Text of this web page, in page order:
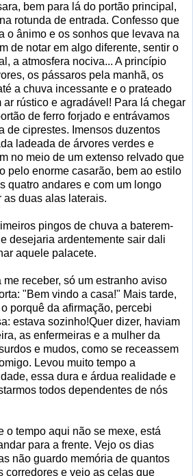
bem para lá do portão principal,
rotunda de entrada. Confesso que
o ânimo e os sonhos que levava na
de notar em algo diferente, sentir o
a atmosfera nociva... A princípio
os pássaros pela manhã, os
a chuva incessante e o prateado
ar rústico e agradável! Para lá chegar
de ferro forjado e entrávamos
de ciprestes. Imensos duzentos
ladeada de árvores verdes e
no meio de um extenso relvado que
pelo enorme casarão, bem ao estilo
quatro andares e com um longo
duas alas laterais.
pingos de chuva a baterem-
desejaria ardentemente sair dali
aquele palacete.
receber, só um estranho aviso
"Bem vindo a casa!" Mais tarde,
porquê da afirmação, percebi
estava sozinho!Quer dizer, haviam
as enfermeiras e a mulher da
e mudos, como se receassem
Levou muito tempo a
essa dura e árdua realidade e
todos dependentes de nós
o tempo aqui não se mexe, está
para a frente. Vejo os dias
não guardo memória de quantos
corredores e vejo as celas que